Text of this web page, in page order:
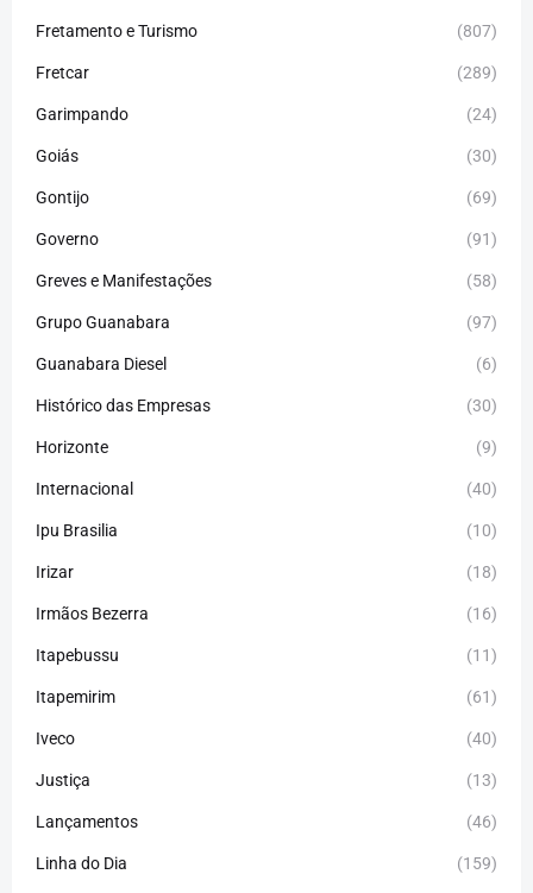
Fretamento e Turismo (807)
Fretcar (289)
Garimpando (24)
Goiás (30)
Gontijo (69)
Governo (91)
Greves e Manifestações (58)
Grupo Guanabara (97)
Guanabara Diesel (6)
Histórico das Empresas (30)
Horizonte (9)
Internacional (40)
Ipu Brasilia (10)
Irizar (18)
Irmãos Bezerra (16)
Itapebussu (11)
Itapemirim (61)
Iveco (40)
Justiça (13)
Lançamentos (46)
Linha do Dia (159)